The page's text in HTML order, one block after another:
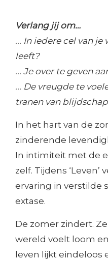
Verlang jij om…
... In iedere cel van
leeft?
... Je over te geven
... De vreugde te
tranen van
In het hart van de
zinderende
In intimiteit met de
zelf. Tijdens
ervaring in verstilde
extase.
De zomer zindert.
wereld voelt loom
leven lijkt eindeloos